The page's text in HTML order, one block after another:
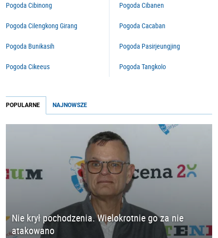
Pogoda Cibinong
Pogoda Cilengkong Girang
Pogoda Bunikasih
Pogoda Cikeeus
Pogoda Cibanen
Pogoda Cacaban
Pogoda Pasirjeungjing
Pogoda Tangkolo
POPULARNE NAJNOWSZE
Nie krył pochodzenia. Wielokrotnie go za nie
atakowano